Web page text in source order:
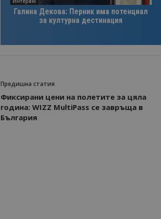
Галина Декова: Перник има потенциал
за културна дестинация
Предишна статия
Фиксирани цени на полетите за цяла
година: WIZZ MultiPass се завръща в
България